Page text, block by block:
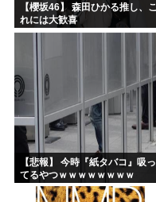
【櫻坂46】 森田ひかる推し、こ
れには大歓喜
【悲報】 今時『紙タバコ』吸っ
てるやつｗｗｗｗｗｗｗｗ